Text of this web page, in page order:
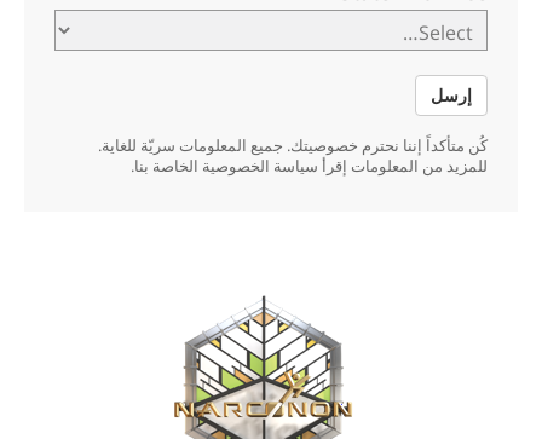
إرسل
كُن متأكداً إننا نحترم خصوصيتك. جميع المعلومات سريّة للغاية.
للمزيد من المعلومات إقرأ سياسة الخصوصية الخاصة بنا.